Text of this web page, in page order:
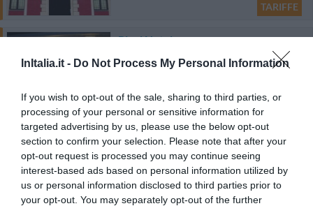
InItalia.it - Do Not Process My Personal Information
If you wish to opt-out of the sale, sharing to third parties, or
processing of your personal or sensitive information for
targeted advertising by us, please use the below opt-out
section to confirm your selection. Please note that after your
opt-out request is processed you may continue seeing
interest-based ads based on personal information utilized by
us or personal information disclosed to third parties prior to
your opt-out. You may separately opt-out of the further
TARIFFE
Rigel Hotel
2.78 kmdal centro
Il Principe Hotel
1.80 kmdal centro
Favoloso 8.7/10